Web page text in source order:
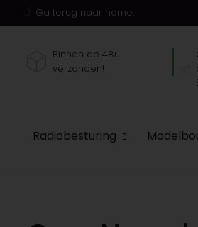
Ga terug naar home.
Binnen de 48u
verzonden!
Radiobesturing